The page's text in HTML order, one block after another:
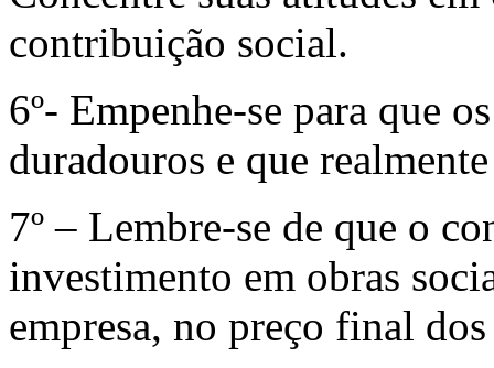
contribuição social.
6º- Empenhe-se para que
duradouros e que
7º – Lembre-se de que o
investimento em obras
empresa, no preço final